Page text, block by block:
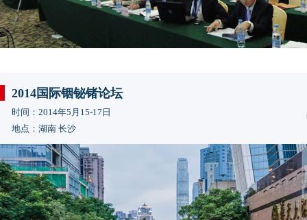
2014国际铟铋锗论坛
时间：2014年5月15-17日
地点：湖南 长沙